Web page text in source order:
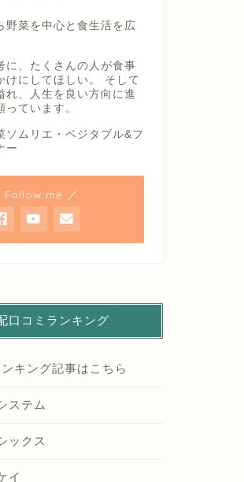
野菜を中心と食生活を広
に、たくさんの人が食事
けにしてほしい。 そして
れ、人生を良い方向に進
ています。
ソムリエ・ベジタブル&フ
ー
Follow me ／
口コミランキング
キング記事はこちら
ステム
ックス
イ